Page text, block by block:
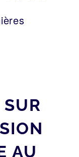
AU